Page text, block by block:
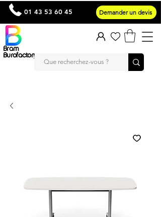
Bram
Burofactory
01 43 53 60 45 Demander un devis